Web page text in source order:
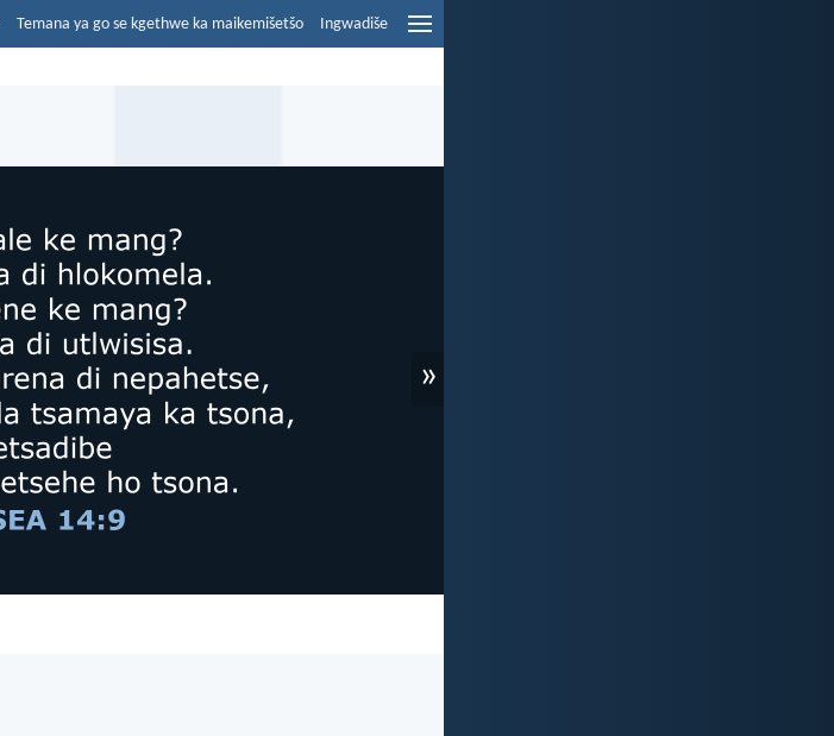
Temana ya go se kgethwe ka maikemišetšo Ingwadiše
»